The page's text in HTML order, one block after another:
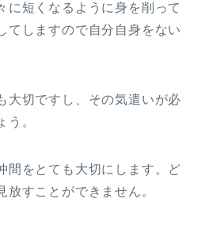
に短くなるように身を削って
てしますので自分自身をない
大切ですし、その気遣いが必
う。
間をとても大切にします。ど
放すことができません。